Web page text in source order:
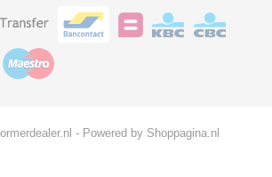
- Powered by Shoppagina.nl